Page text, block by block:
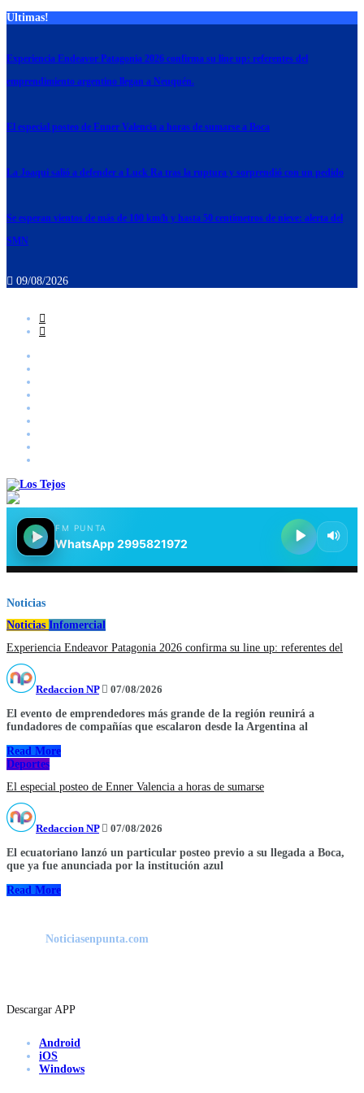
Ultimas!
Experiencia Endeavor Patagonia 2026 confirma su line up: referentes del
emprendimiento argentino llegan a Neuquén.
El especial posteo de Enner Valencia a horas de sumarse a Boca
La Joaqui salió a defender a Luck Ra tras la ruptura y sorprendió con un pedido
Se esperan vientos de más de 100 km/h y hasta 50 centímetros de nieve: alerta del
SMN
09/08/2026
Noticias
Noticias Infomercial
Experiencia Endeavor Patagonia 2026 confirma su line up: referentes del
Redaccion NP
07/08/2026
El evento de emprendedores más grande de la región reunirá a
fundadores de compañías que escalaron desde la Argentina al
Read More
Deportes
El especial posteo de Enner Valencia a horas de sumarse
Redaccion NP
07/08/2026
El ecuatoriano lanzó un particular posteo previo a su llegada a Boca,
que ya fue anunciada por la institución azul
Read More
Noticiasenpunta.com
Descargar APP
Android
iOS
Windows